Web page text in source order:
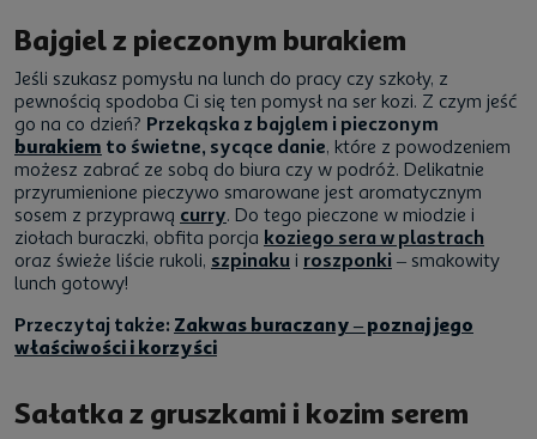
Bajgiel z pieczonym burakiem
Jeśli szukasz pomysłu na lunch do pracy czy szkoły, z
pewnością spodoba Ci się ten pomysł na ser kozi. Z czym jeść
go na co dzień? Przekąska z bajglem i pieczonym
burakiem to świetne, sycące danie, które z powodzeniem
możesz zabrać ze sobą do biura czy w podróż. Delikatnie
przyrumienione pieczywo smarowane jest aromatycznym
sosem z przyprawą curry. Do tego pieczone w miodzie i
ziołach buraczki, obfita porcja koziego sera w plastrach
oraz świeże liście rukoli, szpinaku i roszponki – smakowity
lunch gotowy!
Przeczytaj także: Zakwas buraczany – poznaj jego
właściwości i korzyści
Sałatka z gruszkami i kozim serem